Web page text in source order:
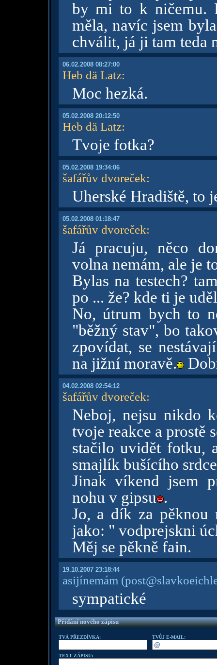
by mi to k ničemu.
měla, navíc jsem
chválit, já ji tam teda
06.02.2008 08:27:00
Heb dä Latz:
Moc hezká.
05.02.2008 20:12:50
Heb dä Latz:
Tvoje fotka?
05.02.2008 19:34:06
šafářův dvoreček:
Uherské Hradiště, to
05.02.2008 01:18:47
šafářův dvoreček:
Já pracuju, něco
volna nemám, ale je
Bylas na testech?
po ... že? kde ti je
No, útrum bych to
"běžný stav", bo
zpovídat, se
na jižní moravě.
04.02.2008 02:54:12
šafářův dvoreček:
Neboj, nejsu nikdo
tvoje reakce a prostě
stačilo uvidět fotku,
smajlík bušícího
Jinak víkend jsem
nohu v gipsu .
Jo, a dík za pěknou
jako: " vodprejskni
Měj se pěkně fain.
19.10.2007 23:18:44
asijínemám
sympatické
Přidání nového zápisu
TVÁ PŘEZDÍVKA: TVŮJ E-MAIL:
TEXT ZÁPISU: